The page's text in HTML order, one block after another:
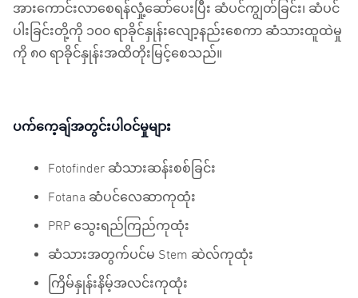
အားကောင်းလာစေရန်လှုံ့ဆော်ပေးပြီး ဆံပင်ကျွတ်ခြင်း၊ ဆံပင်
ပါးခြင်းတို့ကို ၁၀၀ ရာခိုင်နှုန်းလျော့နည်းစေကာ ဆံသားထူထဲမှု
ကို ၈၀ ရာခိုင်နှုန်းအထိတိုးမြင့်စေသည်။
ပက်ကေ့ချ်အတွင်းပါဝင်မှုများ
Fotofinder ဆံသားဆန်းစစ်ခြင်း
Fotana ဆံပင်လေဆာကုထုံး
PRP သွေးရည်ကြည်ကုထုံး
ဆံသားအတွက်ပင်မ Stem ဆဲလ်ကုထုံး
ကြိမ်နှုန်းနိမ့်အလင်းကုထုံး